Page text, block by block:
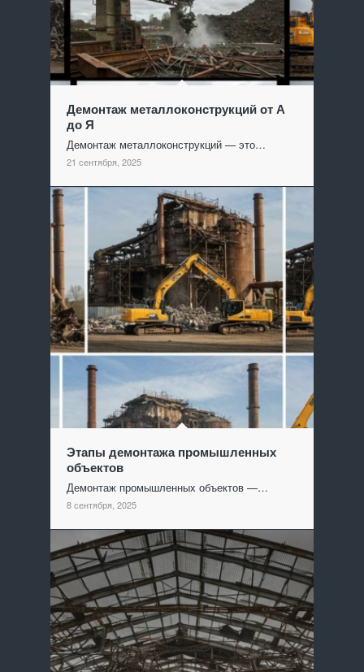
Демонтаж металлоконструкций от А
до Я
Демонтаж металлоконструкций — это…
21 сентября, 2025
Этапы демонтажа промышленных
объектов
Демонтаж промышленных объектов —…
8 сентября, 2025